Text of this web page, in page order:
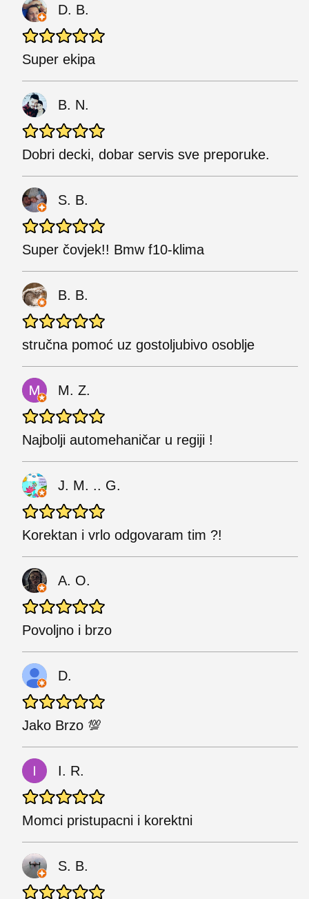
D. B.
Super ekipa
B. N.
Dobri decki, dobar servis sve preporuke.
S. B.
Super čovjek!! Bmw f10-klima
B. B.
stručna pomoć uz gostoljubivo osoblje
M. Z.
Najbolji automehaničar u regiji !
J. M. .. G.
Korektan i vrlo odgovaram tim ?!
A. O.
Povoljno i brzo
D.
Jako Brzo 💯
I. R.
Momci pristupacni i korektni
S. B.